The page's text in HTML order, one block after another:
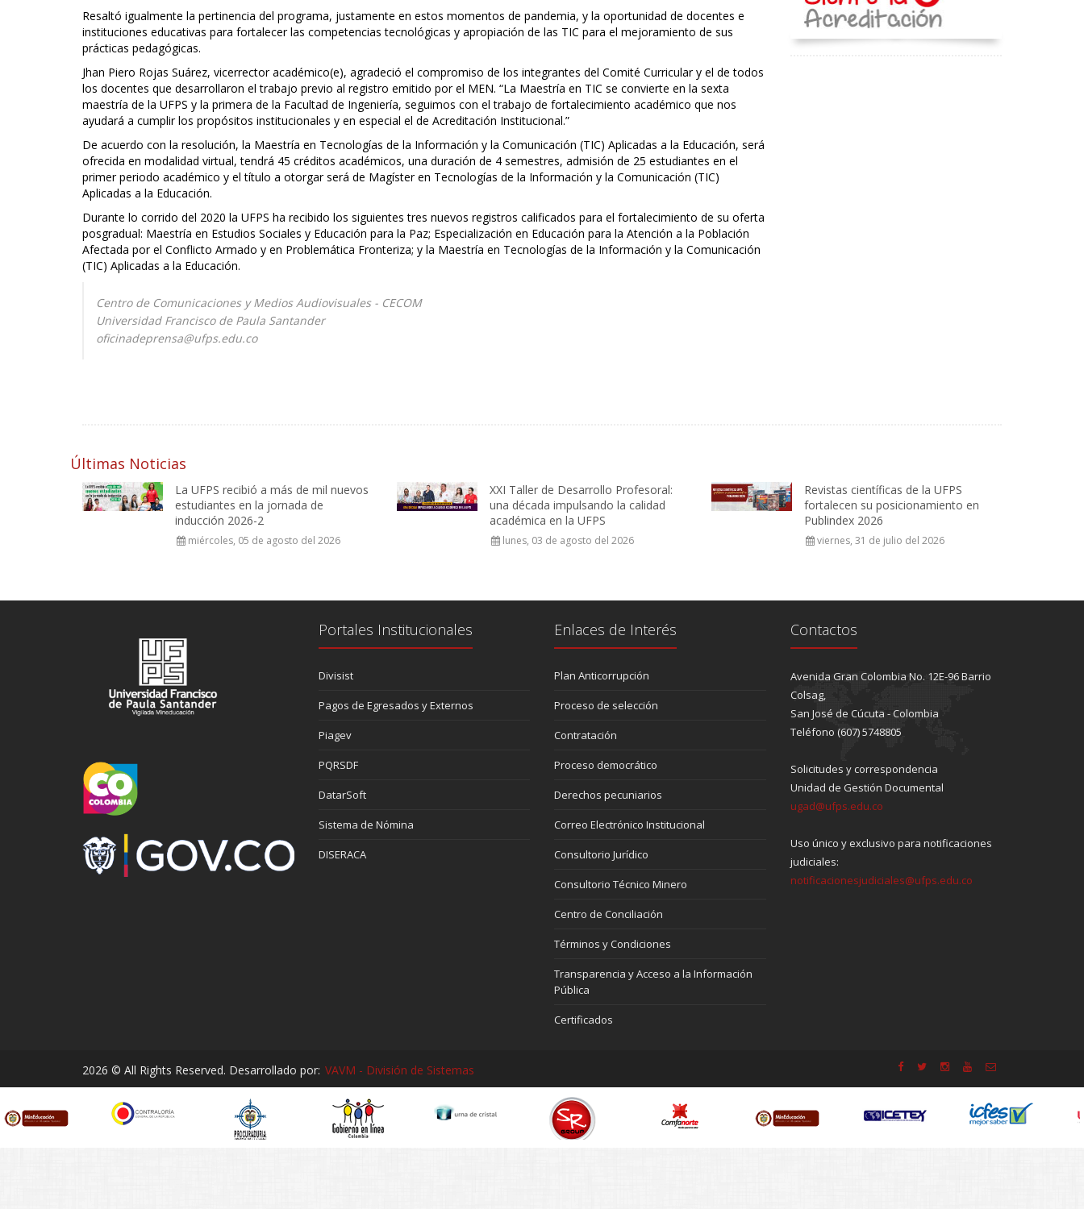
Resaltó igualmente la pertinencia del programa, justamente en estos momentos de pandemia, y la oportunidad de docentes e
instituciones educativas para fortalecer las competencias tecnológicas y apropiación de las TIC para el mejoramiento de sus
prácticas pedagógicas.
Jhan Piero Rojas Suárez, vicerrector académico(e), agradeció el compromiso de los integrantes del Comité Curricular y el de todos
los docentes que desarrollaron el trabajo previo al registro emitido por el MEN. “La Maestría en TIC se convierte en la sexta
maestría de la UFPS y la primera de la Facultad de Ingeniería, seguimos con el trabajo de fortalecimiento académico que nos
ayudará a cumplir los propósitos institucionales y en especial el de Acreditación Institucional.”
De acuerdo con la resolución, la Maestría en Tecnologías de la Información y la Comunicación (TIC) Aplicadas a la Educación, será
ofrecida en modalidad virtual, tendrá 45 créditos académicos, una duración de 4 semestres, admisión de 25 estudiantes en el
primer periodo académico y el título a otorgar será de Magíster en Tecnologías de la Información y la Comunicación (TIC)
Aplicadas a la Educación.
Durante lo corrido del 2020 la UFPS ha recibido los siguientes tres nuevos registros calificados para el fortalecimiento de su oferta
posgradual: Maestría en Estudios Sociales y Educación para la Paz; Especialización en Educación para la Atención a la Población
Afectada por el Conflicto Armado y en Problemática Fronteriza; y la Maestría en Tecnologías de la Información y la Comunicación
(TIC) Aplicadas a la Educación.
Centro de Comunicaciones y Medios Audiovisuales - CECOM
Universidad Francisco de Paula Santander
oficinadeprensa@ufps.edu.co
Últimas Noticias
La UFPS recibió a más de mil nuevos
estudiantes en la jornada de
inducción 2026-2
miércoles, 05 de agosto del 2026
XXI Taller de Desarrollo Profesoral:
una década impulsando la calidad
académica en la UFPS
lunes, 03 de agosto del 2026
Revistas científicas de la UFPS
fortalecen su posicionamiento en
Publindex 2026
viernes, 31 de julio del 2026
Portales Institucionales
Divisist
Pagos de Egresados y Externos
Piagev
PQRSDF
DatarSoft
Sistema de Nómina
DISERACA
Enlaces de Interés
Plan Anticorrupción
Proceso de selección
Contratación
Proceso democrático
Derechos pecuniarios
Correo Electrónico Institucional
Consultorio Jurídico
Consultorio Técnico Minero
Centro de Conciliación
Términos y Condiciones
Transparencia y Acceso a la Información
Pública
Certificados
Contactos
Avenida Gran Colombia No. 12E-96 Barrio
Colsag,
San José de Cúcuta - Colombia
Teléfono (607) 5748805
Solicitudes y correspondencia
Unidad de Gestión Documental
ugad@ufps.edu.co
Uso único y exclusivo para notificaciones
judiciales:
notificacionesjudiciales@ufps.edu.co
2026 © All Rights Reserved. Desarrollado por: VAVM - División de Sistemas